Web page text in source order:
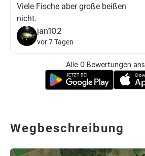
Viele Fische aber große beißen
nicht.
jan102
vor 7 Tagen
Alle 0 Bewertungen
Wegbeschreibung